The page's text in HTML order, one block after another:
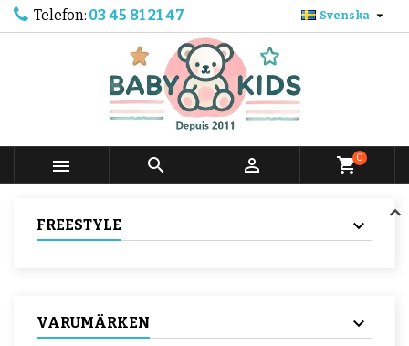
Telefon: 03 45 81 21 47 Svenska 
   shopping_cart0
FREESTYLE
VARUMÄRKEN